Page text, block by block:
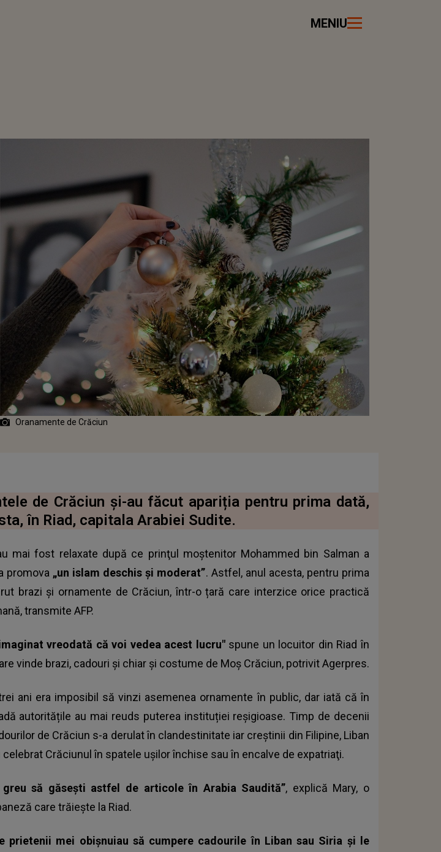
MENIU
Oranamente de Crăciun
de Crăciun și-au făcut apariția pentru prima dată,
în Riad, capitala Arabiei Sudite.
mai fost relaxate după ce prinţul moştenitor Mohammed bin Salman a
promova „un islam deschis şi moderat”. Astfel, anul acesta, pentru prima
brazi și ornamente de Crăciun, într-o țară care interzice orice practică
transmite AFP.
vreodată că voi vedea acest lucru" spune un locuitor din Riad în
vinde brazi, cadouri şi chiar şi costume de Moş Crăciun, potrivit Agerpres.
ani era imposibil să vinzi asemenea ornamente în public, dar iată că în
autoritățile au mai reuds puterea instituției reșigioase. Timp de decenii
de Crăciun s-a derulat în clandestinitate iar creştinii din Filipine, Liban
celebrat Crăciunul în spatele uşilor închise sau în encalve de expatriaţi.
greu să găseşti astfel de articole în Arabia Saudită”, explică Mary, o
care trăieşte la Riad.
prietenii mei obişnuiau să cumpere cadourile în Liban sau Siria şi le